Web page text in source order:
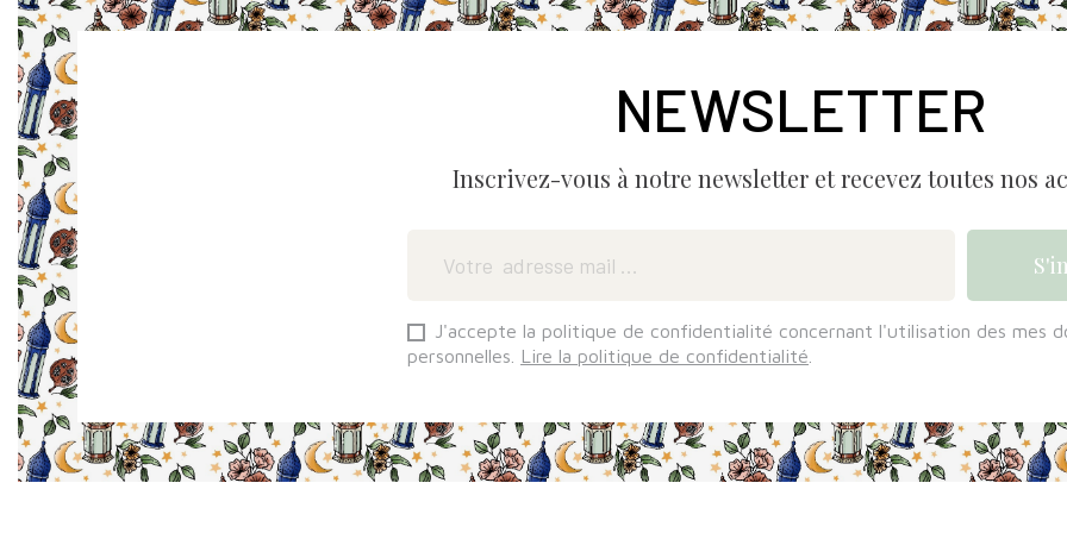
NEWSLETTER
Inscrivez-vous à notre newsletter et recevez toutes nos
J'accepte la politique de confidentialité concernant l'utilisation des mes
personnelles.
Lire la politique de confidentialité